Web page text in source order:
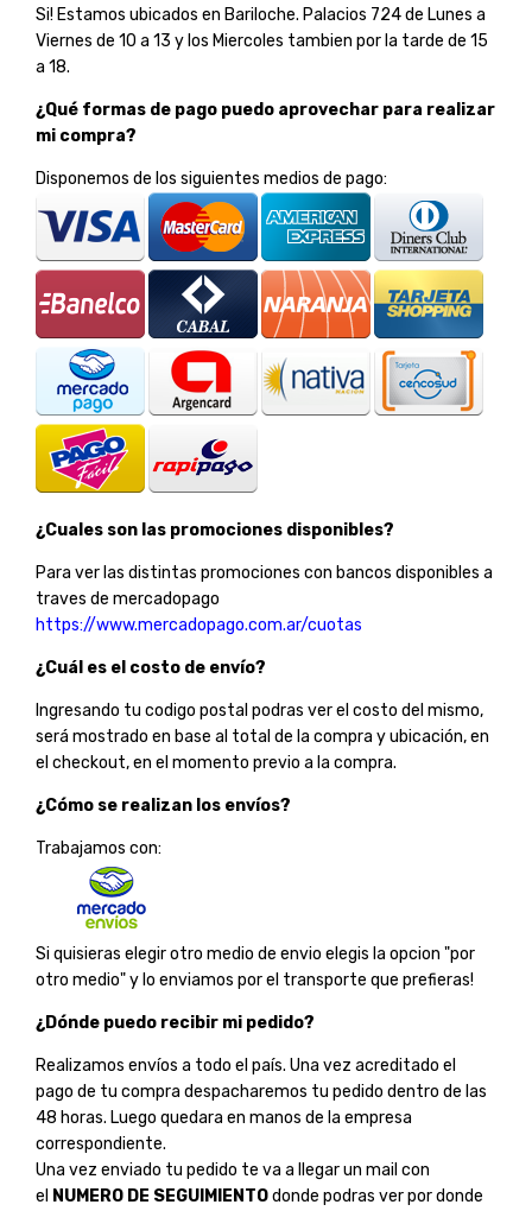
Si! Estamos ubicados en Bariloche. Palacios 724 de Lunes a
Viernes de 10 a 13 y los Miercoles tambien por la tarde de 15
a 18.
¿Qué formas de pago puedo aprovechar para realizar
mi compra?
Disponemos de los siguientes medios de pago:
¿Cuales son las promociones disponibles?
Para ver las distintas promociones con bancos disponibles a
traves de mercadopago
https://www.mercadopago.com.ar/cuotas
¿Cuál es el costo de envío?
Ingresando tu codigo postal podras ver el costo del mismo,
será mostrado en base al total de la compra y ubicación, en
el checkout, en el momento previo a la compra.
¿Cómo se realizan los envíos?
Trabajamos con:
Si quisieras elegir otro medio de envio elegis la opcion "por
otro medio" y lo enviamos por el transporte que prefieras!
¿Dónde puedo recibir mi pedido?
Realizamos envíos a todo el país. Una vez acreditado el
pago de tu compra despacharemos tu pedido dentro de las
48 horas. Luego quedara en manos de la empresa
correspondiente.
Una vez enviado tu pedido te va a llegar un mail con
el NUMERO DE SEGUIMIENTOdonde podras ver por donde